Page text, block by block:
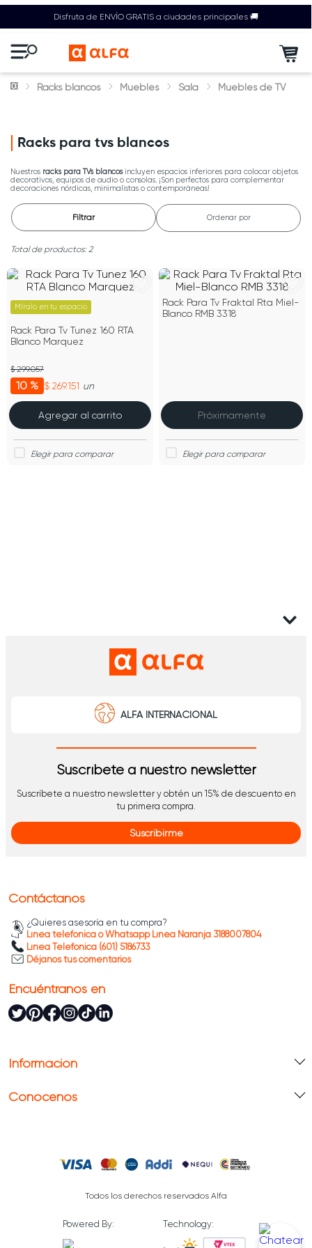
Disfruta de ENVÍO GRATIS a ciudades principales 🚚
Racks blancos Muebles Sala Muebles de TV
Racks para tvs blancos
Nuestros racks para TVs blancosincluyen espacios inferiores para colocar objetos
decorativos, equipos de audio o consolas. ¡Son perfectos para complementar
decoraciones nórdicas, minimalistas o contemporáneas!
Filtrar Ordenar por
2
Míralo en tu espacio
Rack Para Tv Tunez 160 RTA
Blanco Marquez
10 % $ 269.151
$ 299.057
un
Agregar al carrito
Rack Para Tv Fraktal Rta Miel-
Blanco RMB 3318
Próximamente
ALFA INTERNACIONAL
Suscríbete a nuestro newsletter
Suscríbete a nuestro newsletter y obtén un 15% de descuento en
tu primera compra.
Suscribirme
Información
Conócenos
Contáctanos
¿Quieres asesoría en tu compra?
Línea telefónica o Whatsapp Línea Naranja 3188007804
Línea Telefónica (601) 5186733
Déjanos tus comentarios
Encuéntranos en
Todos los derechos reservados Alfa
Powered By: Technology: